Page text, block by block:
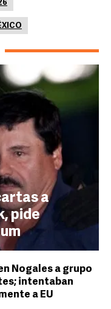
a
pide
Nogales a grupo
intentaban
a EU